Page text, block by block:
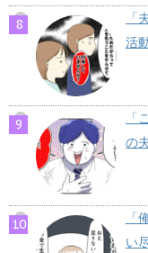
「
活
「
の
「
い